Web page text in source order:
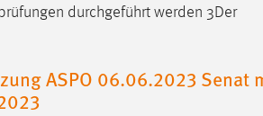
durchgeführt werden 3Der
ASPO 06.06.2023 Senat
anzuzeigen.